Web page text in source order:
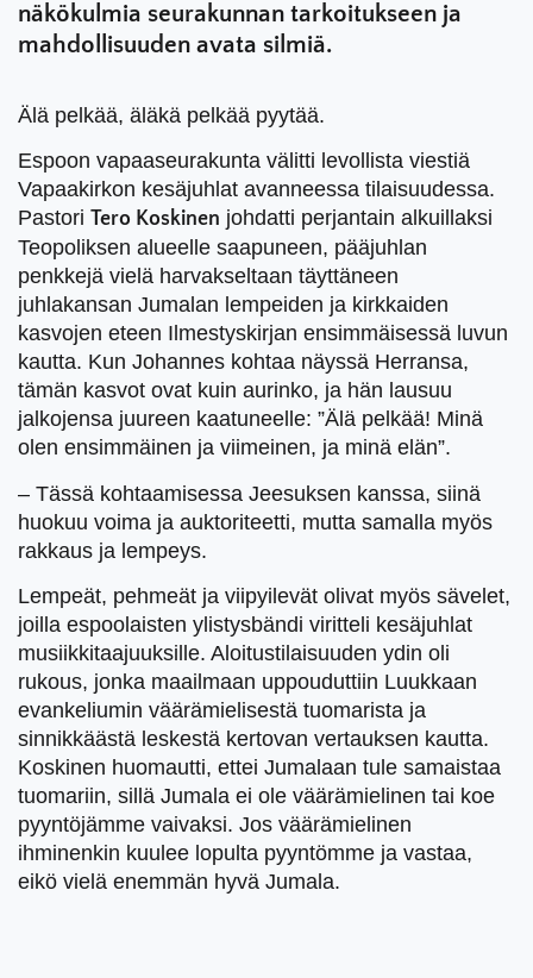
näkökulmia seurakunnan tarkoitukseen ja
mahdollisuuden avata silmiä.
Älä pelkää, äläkä pelkää pyytää.
Espoon vapaaseurakunta välitti levollista viestiä
Vapaakirkon kesäjuhlat avanneessa tilaisuudessa.
Pastori Tero Koskinen johdatti perjantain alkuillaksi
Teopoliksen alueelle saapuneen, pääjuhlan
penkkejä vielä harvakseltaan täyttäneen
juhlakansan Jumalan lempeiden ja kirkkaiden
kasvojen eteen Ilmestyskirjan ensimmäisessä luvun
kautta. Kun Johannes kohtaa näyssä Herransa,
tämän kasvot ovat kuin aurinko, ja hän lausuu
jalkojensa juureen kaatuneelle: ”Älä pelkää! Minä
olen ensimmäinen ja viimeinen, ja minä elän”.
– Tässä kohtaamisessa Jeesuksen kanssa, siinä
huokuu voima ja auktoriteetti, mutta samalla myös
rakkaus ja lempeys.
Lempeät, pehmeät ja viipyilevät olivat myös sävelet,
joilla espoolaisten ylistysbändi viritteli kesäjuhlat
musiikkitaajuuksille. Aloitustilaisuuden ydin oli
rukous, jonka maailmaan uppouduttiin Luukkaan
evankeliumin väärämielisestä tuomarista ja
sinnikkäästä leskestä kertovan vertauksen kautta.
Koskinen huomautti, ettei Jumalaan tule samaistaa
tuomariin, sillä Jumala ei ole väärämielinen tai koe
pyyntöjämme vaivaksi. Jos väärämielinen
ihminenkin kuulee lopulta pyyntömme ja vastaa,
eikö vielä enemmän hyvä Jumala.